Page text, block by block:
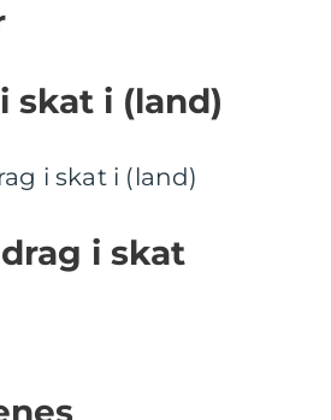
skat i (land)
i skat i (land)
i skat